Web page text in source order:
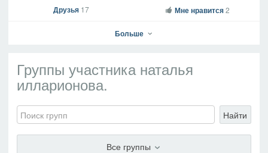
На профиль
Друзья 17 Мне нравится 2
Больше
Группы участника наталья
илларионова.
Найти
Все группы